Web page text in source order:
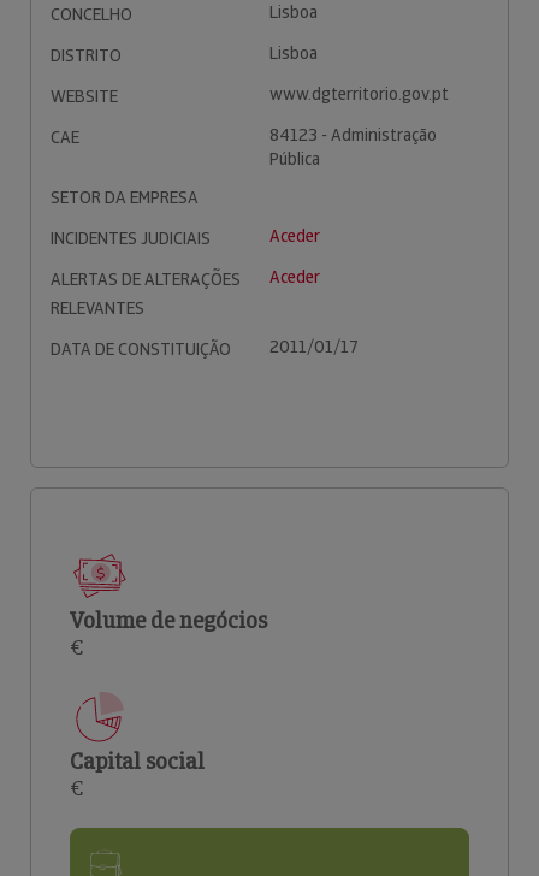
CONCELHO
Lisboa
DISTRITO
Lisboa
WEBSITE
www.dgterritorio.gov.pt
CAE
84123 - Administração
Pública
SETOR DA EMPRESA
INCIDENTES JUDICIAIS
Aceder
ALERTAS DE ALTERAÇÕES
RELEVANTES
Aceder
DATA DE CONSTITUIÇÃO 2011/01/17
Volume de negócios
€
Capital social
€